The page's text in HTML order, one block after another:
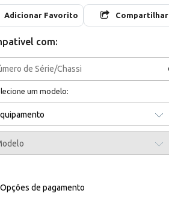
Adicionar Favorito Compartilhar
com:
um modelo:
Opções de pagamento